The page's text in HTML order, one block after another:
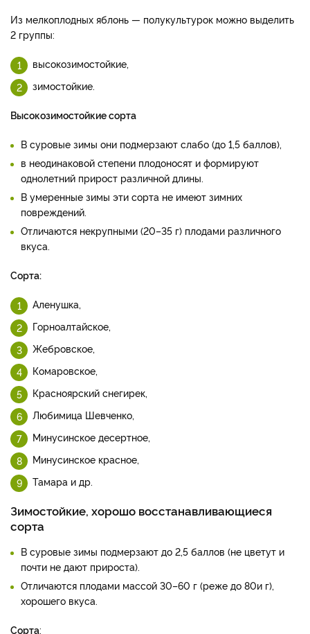
Из мелкоплодных яблонь — полукультурок можно выделить
2­ группы:
высоко­зимостойкие,
зимостойкие.
Высокозимостойкие сорта
В суровые зимы они подмерзают слабо (до 1,5 баллов),
в неодинаковой степени плодоносят и формируют
однолетний прирост различной длины.
В умеренные зимы эти сорта не имеют зимних
повреждений.
Отличаются некрупными (20–35 г) плодами различного
вкуса.
Сорта:
Аленушка,
Горноалтайское,
Жебровское,
Комаровское,
Красноярский снегирек,
Любимица Шевченко,
Минусинское десертное,
Минусинское красное,
Тамара и др.
Зимостойкие, хорошо восстанавливающиеся
сорта
В суровые зимы подмерзают до 2,5 баллов (не цветут и
почти не дают прироста).
Отличаются плодами массой 30–60 г (реже до 80­и г),
хорошего вкуса.
Сорта: